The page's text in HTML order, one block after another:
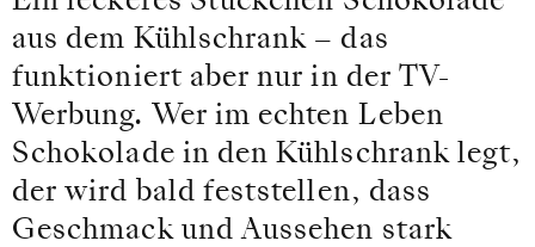
aus dem Kühlschrank – das
funktioniert aber nur in der TV-
Werbung. Wer im echten Leben
Schokolade in den Kühlschrank legt,
der wird bald feststellen, dass
Geschmack und Aussehen stark